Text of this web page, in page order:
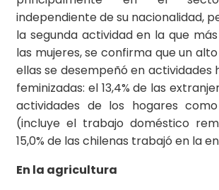
independiente de su nacionalidad,
la segunda actividad en la que
las mujeres, se confirma que un
ellas se desempeñó en actividades
feminizadas: el 13,4% de las
actividades de los hogares
(incluye el trabajo doméstico
15,0% de las chilenas trabajó en la
En la agricultura